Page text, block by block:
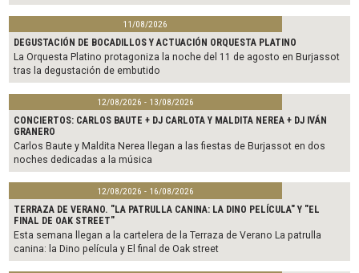
11/08/2026
DEGUSTACIÓN DE BOCADILLOS Y ACTUACIÓN ORQUESTA PLATINO
La Orquesta Platino protagoniza la noche del 11 de agosto en Burjassot
tras la degustación de embutido
12/08/2026 - 13/08/2026
CONCIERTOS: CARLOS BAUTE + DJ CARLOTA Y MALDITA NEREA + DJ IVÁN
GRANERO
Carlos Baute y Maldita Nerea llegan a las fiestas de Burjassot en dos
noches dedicadas a la música
12/08/2026 - 16/08/2026
TERRAZA DE VERANO. "LA PATRULLA CANINA: LA DINO PELÍCULA" Y "EL
FINAL DE OAK STREET"
Esta semana llegan a la cartelera de la Terraza de Verano La patrulla
canina: la Dino película y El final de Oak street